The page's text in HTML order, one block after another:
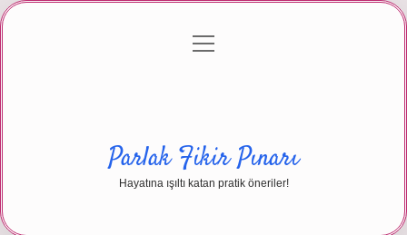
Gizlilik Politikası
menüyü
Parlak Fikir Pınarı
Hayatına ışıltı katan pratik öneriler!